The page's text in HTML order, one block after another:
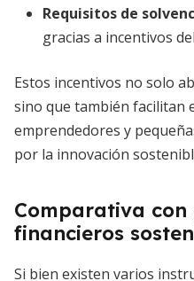
Requisitos de
gracias a incentivos
Estos incentivos no solo
sino que también facilitan
emprendedores y
por la innovación
Comparativa
financieros
Si bien existen varios